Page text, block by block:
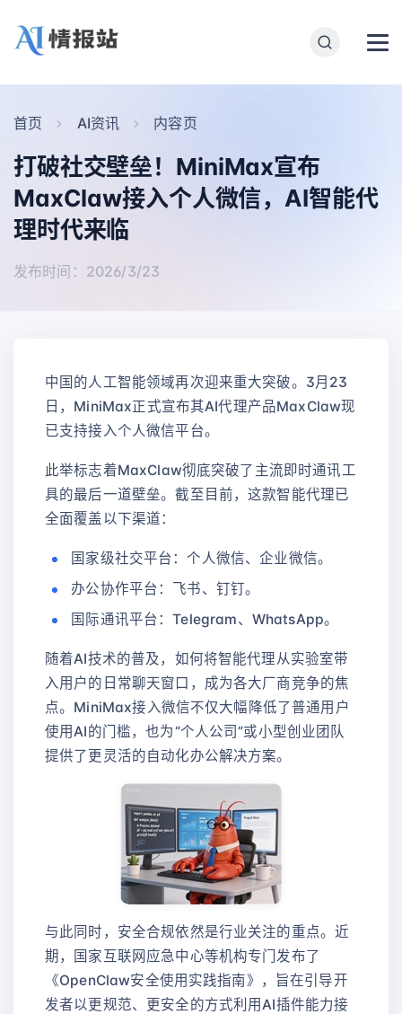
首页 AI资讯 内容页
打破社交壁垒！MiniMax宣布
MaxClaw接入个人微信，AI智能代
理时代来临
发布时间：2026/3/23
中国的人工智能领域再次迎来重大突破。3月23
日，MiniMax正式宣布其AI代理产品MaxClaw现
已支持接入个人微信平台。
此举标志着MaxClaw彻底突破了主流即时通讯工
具的最后一道壁垒。截至目前，这款智能代理已
全面覆盖以下渠道：
国家级社交平台：个人微信、企业微信。
办公协作平台：飞书、钉钉。
国际通讯平台：Telegram、WhatsApp。
随着AI技术的普及，如何将智能代理从实验室带
入用户的日常聊天窗口，成为各大厂商竞争的焦
点。MiniMax接入微信不仅大幅降低了普通用户
使用AI的门槛，也为“个人公司”或小型创业团队
提供了更灵活的自动化办公解决方案。
与此同时，安全合规依然是行业关注的重点。近
期，国家互联网应急中心等机构专门发布了
《OpenClaw安全使用实践指南》，旨在引导开
发者以更规范、更安全的方式利用AI插件能力接